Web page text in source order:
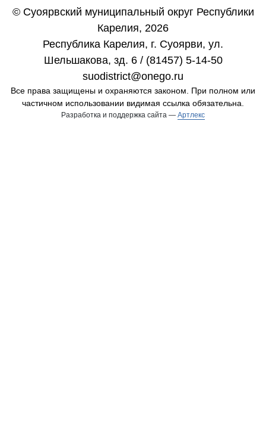
© Суоярвский муниципальный округ Республики
Карелия, 2026
Республика Карелия, г. Cуоярви, ул.
Шельшакова, зд. 6 / (81457) 5-14-50
suodistrict@onego.ru
Все права защищены и охраняются законом. При полном или
частичном использовании видимая ссылка обязательна.
Разработка и поддержка сайта — Артлекс